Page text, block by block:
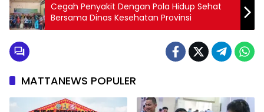
Cegah Penyakit Dengan Pola Hidup Sehat
Bersama Dinas Kesehatan Provinsi
MATTANEWS POPULER